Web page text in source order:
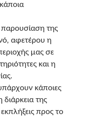
παρουσίαση της
αφετέρου η
μας σε
και η
κάποιες
της
προς το